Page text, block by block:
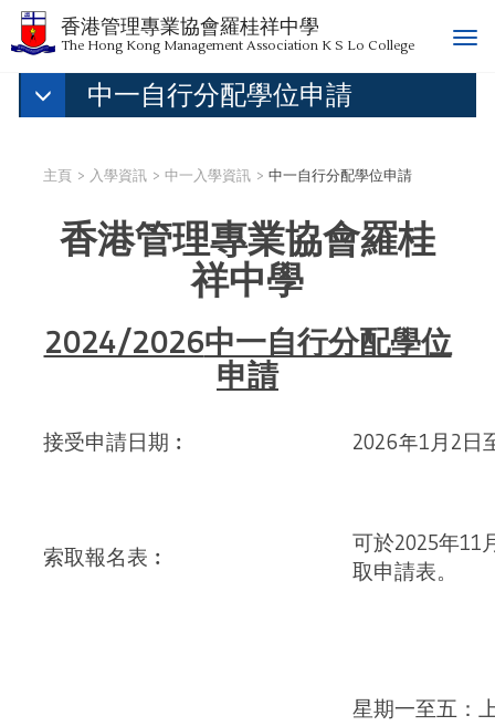
香港管理專業協會羅桂祥中學
The Hong Kong Management Association K S Lo College
T
g
中一自行分配學位申請
主頁 入學資訊 中一入學資訊 中一自行分配學位申請
香港管理專業協會羅桂
祥中學
2024/2026中一自行分配學位
申請
接受申請日期︰ 2026年1月2日
索取報名表︰
可於2025年11
取申請表。
星期一至五：